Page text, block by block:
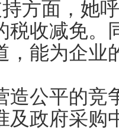
方面，她
税收减免。
，能为企业
造公平的竞
及政府采购